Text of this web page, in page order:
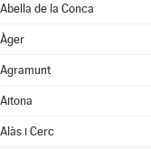
Abella de la Conca
Àger
Agramunt
Aitona
Alàs i Cerc